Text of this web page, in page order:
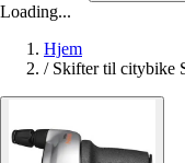
Loading...
Hjem
/ Skifter til citybike